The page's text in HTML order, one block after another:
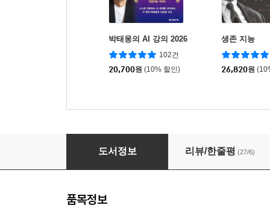
박태웅의 AI 강의 2026
102건
20,700원 (10% 할인)
생존 지능
26,820원
언노우너스
도서정보 리뷰/한줄평 (27/6)
품목정보